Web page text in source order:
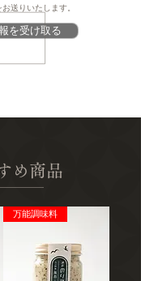
からの情報に基づき、
す。提供元の規格変更
掲載の情報から予告な
を受け取る
お送りいたします。
め商品
万能調味料